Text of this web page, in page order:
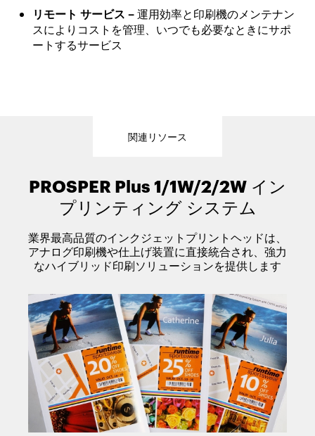
リモート サービス –運用効率と印刷機のメンテナン
スによりコストを管理、いつでも必要なときにサポ
ートするサービス
関連リソース
PROSPER Plus 1/1W/2/2W イン
プリンティング システム
業界最高品質のインクジェットプリントヘッドは、
アナログ印刷機や仕上げ装置に直接統合され、強力
なハイブリッド印刷ソリューションを提供します
EKTACOLORインク
OPTIMAX プライマー